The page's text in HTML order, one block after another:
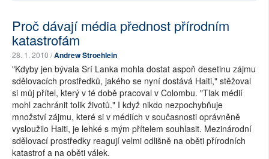
Proč dávají média přednost přírodním
katastrofám
28. 1. 2010 /Andrew Stroehlein
"Kdyby jen bývala Srí Lanka mohla dostat aspoň desetinu zájmu
sdělovacích prostředků, jakého se nyní dostává Haiti," stěžoval
si můj přítel, který v té době pracoval v Colombu. "Tlak médií
mohl zachránit tolik životů." I když nikdo nezpochybňuje
množství zájmu, které si v médiích v současnosti oprávněně
vysloužilo Haiti, je lehké s mým přítelem souhlasit. Mezinárodní
sdělovací prostředky reagují velmi odlišně na oběti přírodních
katastrof a na oběti válek.